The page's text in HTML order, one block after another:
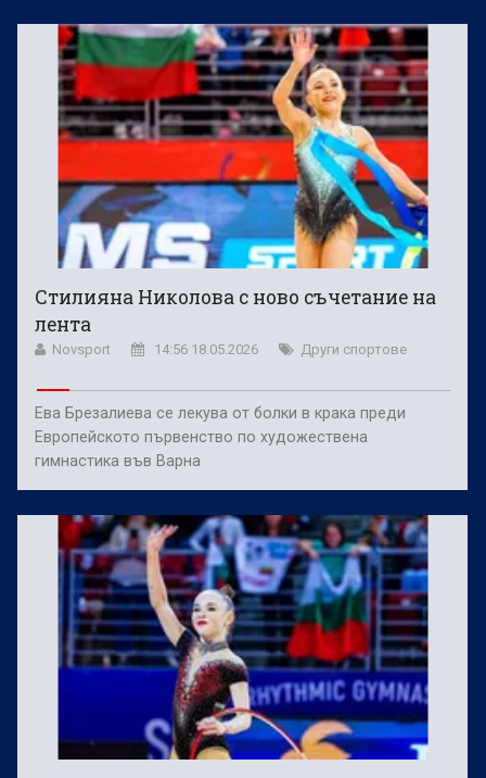
Стилияна Николова с ново съчетание на
лента
Novsport 14:56 18.05.2026 Други спортове
Ева Брезалиева се лекува от болки в крака преди
Европейското първенство по художествена
гимнастика във Варна